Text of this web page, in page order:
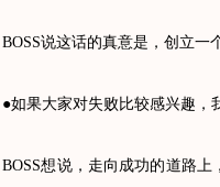
说这话的真意是，创立一
果大家对失败比较感兴趣，
想说，走向成功的道路上